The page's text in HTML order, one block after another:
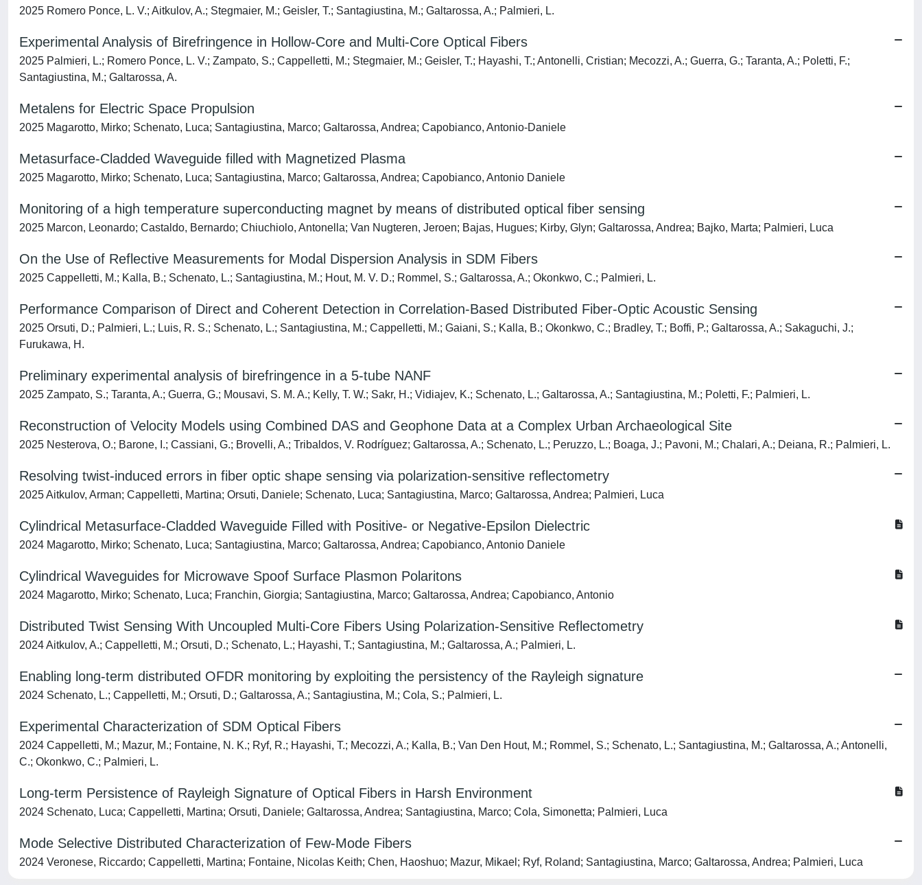
2025 Romero Ponce, L. V.; Aitkulov, A.; Stegmaier, M.; Geisler, T.; Santagiustina, M.; Galtarossa, A.; Palmieri, L.
Experimental Analysis of Birefringence in Hollow-Core and Multi-Core Optical Fibers
2025 Palmieri, L.; Romero Ponce, L. V.; Zampato, S.; Cappelletti, M.; Stegmaier, M.; Geisler, T.; Hayashi, T.; Antonelli, Cristian; Mecozzi, A.; Guerra, G.; Taranta, A.; Poletti, F.;
Santagiustina, M.; Galtarossa, A.
Metalens for Electric Space Propulsion
2025 Magarotto, Mirko; Schenato, Luca; Santagiustina, Marco; Galtarossa, Andrea; Capobianco, Antonio-Daniele
Metasurface-Cladded Waveguide filled with Magnetized Plasma
2025 Magarotto, Mirko; Schenato, Luca; Santagiustina, Marco; Galtarossa, Andrea; Capobianco, Antonio Daniele
Monitoring of a high temperature superconducting magnet by means of distributed optical fiber sensing
2025 Marcon, Leonardo; Castaldo, Bernardo; Chiuchiolo, Antonella; Van Nugteren, Jeroen; Bajas, Hugues; Kirby, Glyn; Galtarossa, Andrea; Bajko, Marta; Palmieri, Luca
On the Use of Reflective Measurements for Modal Dispersion Analysis in SDM Fibers
2025 Cappelletti, M.; Kalla, B.; Schenato, L.; Santagiustina, M.; Hout, M. V. D.; Rommel, S.; Galtarossa, A.; Okonkwo, C.; Palmieri, L.
Performance Comparison of Direct and Coherent Detection in Correlation-Based Distributed Fiber-Optic Acoustic Sensing
2025 Orsuti, D.; Palmieri, L.; Luis, R. S.; Schenato, L.; Santagiustina, M.; Cappelletti, M.; Gaiani, S.; Kalla, B.; Okonkwo, C.; Bradley, T.; Boffi, P.; Galtarossa, A.; Sakaguchi, J.;
Furukawa, H.
Preliminary experimental analysis of birefringence in a 5-tube NANF
2025 Zampato, S.; Taranta, A.; Guerra, G.; Mousavi, S. M. A.; Kelly, T. W.; Sakr, H.; Vidiajev, K.; Schenato, L.; Galtarossa, A.; Santagiustina, M.; Poletti, F.; Palmieri, L.
Reconstruction of Velocity Models using Combined DAS and Geophone Data at a Complex Urban Archaeological Site
2025 Nesterova, O.; Barone, I.; Cassiani, G.; Brovelli, A.; Tribaldos, V. Rodríguez; Galtarossa, A.; Schenato, L.; Peruzzo, L.; Boaga, J.; Pavoni, M.; Chalari, A.; Deiana, R.; Palmieri, L.
Resolving twist-induced errors in fiber optic shape sensing via polarization-sensitive reflectometry
2025 Aitkulov, Arman; Cappelletti, Martina; Orsuti, Daniele; Schenato, Luca; Santagiustina, Marco; Galtarossa, Andrea; Palmieri, Luca
Cylindrical Metasurface-Cladded Waveguide Filled with Positive- or Negative-Epsilon Dielectric
2024 Magarotto, Mirko; Schenato, Luca; Santagiustina, Marco; Galtarossa, Andrea; Capobianco, Antonio Daniele
Cylindrical Waveguides for Microwave Spoof Surface Plasmon Polaritons
2024 Magarotto, Mirko; Schenato, Luca; Franchin, Giorgia; Santagiustina, Marco; Galtarossa, Andrea; Capobianco, Antonio
Distributed Twist Sensing With Uncoupled Multi-Core Fibers Using Polarization-Sensitive Reflectometry
2024 Aitkulov, A.; Cappelletti, M.; Orsuti, D.; Schenato, L.; Hayashi, T.; Santagiustina, M.; Galtarossa, A.; Palmieri, L.
Enabling long-term distributed OFDR monitoring by exploiting the persistency of the Rayleigh signature
2024 Schenato, L.; Cappelletti, M.; Orsuti, D.; Galtarossa, A.; Santagiustina, M.; Cola, S.; Palmieri, L.
Experimental Characterization of SDM Optical Fibers
2024 Cappelletti, M.; Mazur, M.; Fontaine, N. K.; Ryf, R.; Hayashi, T.; Mecozzi, A.; Kalla, B.; Van Den Hout, M.; Rommel, S.; Schenato, L.; Santagiustina, M.; Galtarossa, A.; Antonelli,
C.; Okonkwo, C.; Palmieri, L.
Long-term Persistence of Rayleigh Signature of Optical Fibers in Harsh Environment
2024 Schenato, Luca; Cappelletti, Martina; Orsuti, Daniele; Galtarossa, Andrea; Santagiustina, Marco; Cola, Simonetta; Palmieri, Luca
Mode Selective Distributed Characterization of Few-Mode Fibers
2024 Veronese, Riccardo; Cappelletti, Martina; Fontaine, Nicolas Keith; Chen, Haoshuo; Mazur, Mikael; Ryf, Roland; Santagiustina, Marco; Galtarossa, Andrea; Palmieri, Luca